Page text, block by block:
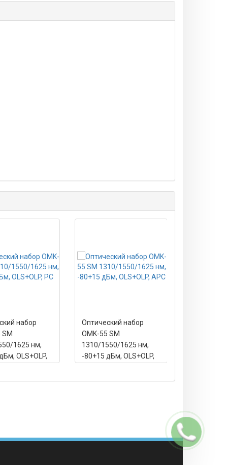
набор
SM
1625 нм,
OLS+OLP,
Оптический набор
OMK-55 SM
1310/1550/1625 нм,
-80+15 дБм, OLS+OLP,
Заказать
звонок